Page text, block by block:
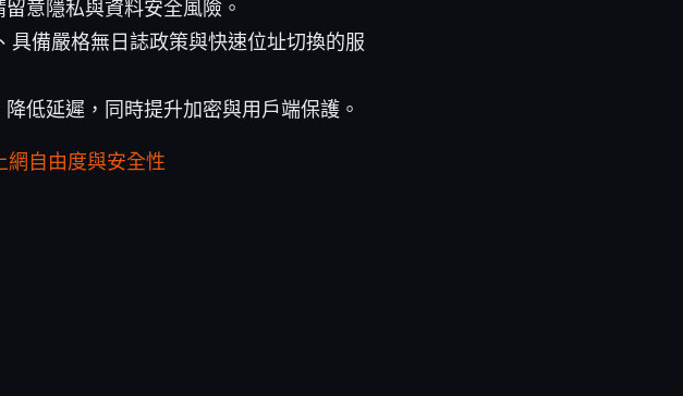
意隱私與資料安全風險。
備嚴格無日誌政策與快速位址切換的服
低延遲，同時提升加密與用戶端保護。
自由度與安全性